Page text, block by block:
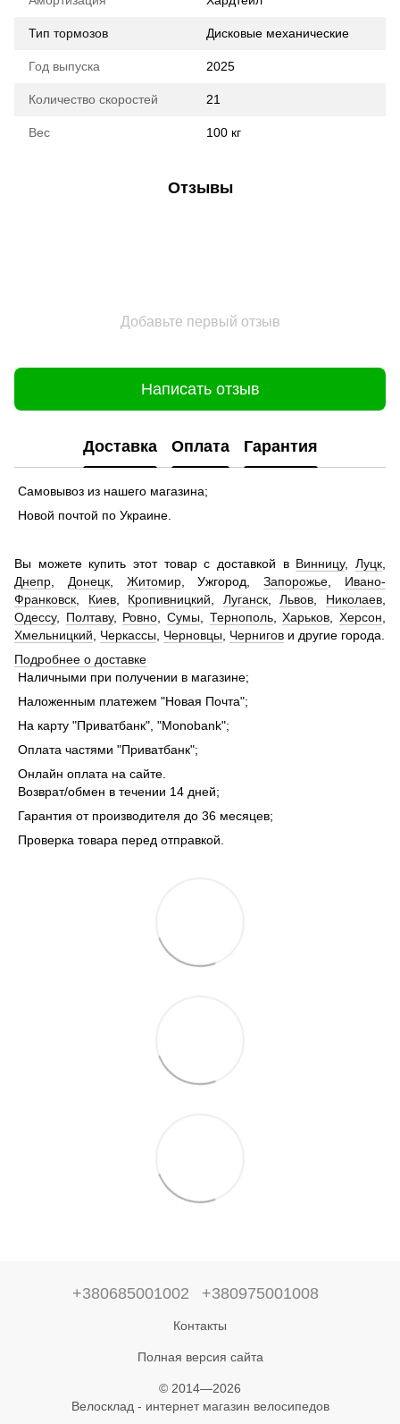
Тип тормозов Дисковые механические
Год выпуска 2025
Количество скоростей 21
Вес 100 кг
Отзывы
Добавьте первый отзыв
Написать отзыв
Доставка Оплата Гарантия
Самовывоз из нашего магазина;
Новой почтой по Украине.
Вы можете купить этот товар с доставкой в Винницу,Луцк,
Днепр, Донецк, Житомир, Ужгород,Запорожье, Ивано-
Франковск, Киев, Кропивницкий, Луганск,Львов, Николаев,
Одессу, Полтаву, Ровно,Сумы, Тернополь,Харьков,Херсон,
Хмельницкий, Черкассы, Черновцы, Чернигов и другие города.
Подробнее о доставке
Наличными при получении в магазине;
Наложенным платежем "Новая Почта";
На карту "Приватбанк", "Monobank";
Оплата частями "Приватбанк";
Онлайн оплата на сайте.
Возврат/обмен в течении 14 дней;
Гарантия от производителя до 36 месяцев;
Проверка товара перед отправкой.
+380685001002 +380975001008
Контакты
Полная версия сайта
© 2014—2026
Велосклад - интернет магазин велосипедов